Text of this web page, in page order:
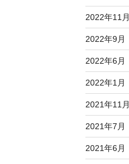
2022年11月
2022年9月
2022年6月
2022年1月
2021年11月
2021年7月
2021年6月